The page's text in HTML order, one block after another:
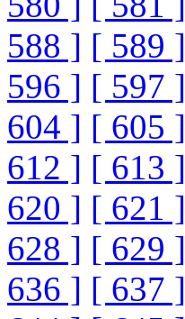
588 ] [ 589 ]
596 ] [ 597 ]
604 ] [ 605 ]
612 ] [ 613 ]
620 ] [ 621 ]
628 ] [ 629 ]
636 ] [ 637 ]